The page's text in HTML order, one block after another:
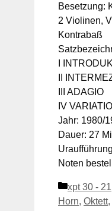
Besetzung:
2 Violinen,
Kontrabaß
I
II
III ADAGIO
IV
Jahr: 1980/
Dauer: 27
Noten
Kategorien
xpt 30 - 21
Horn, Oktett,